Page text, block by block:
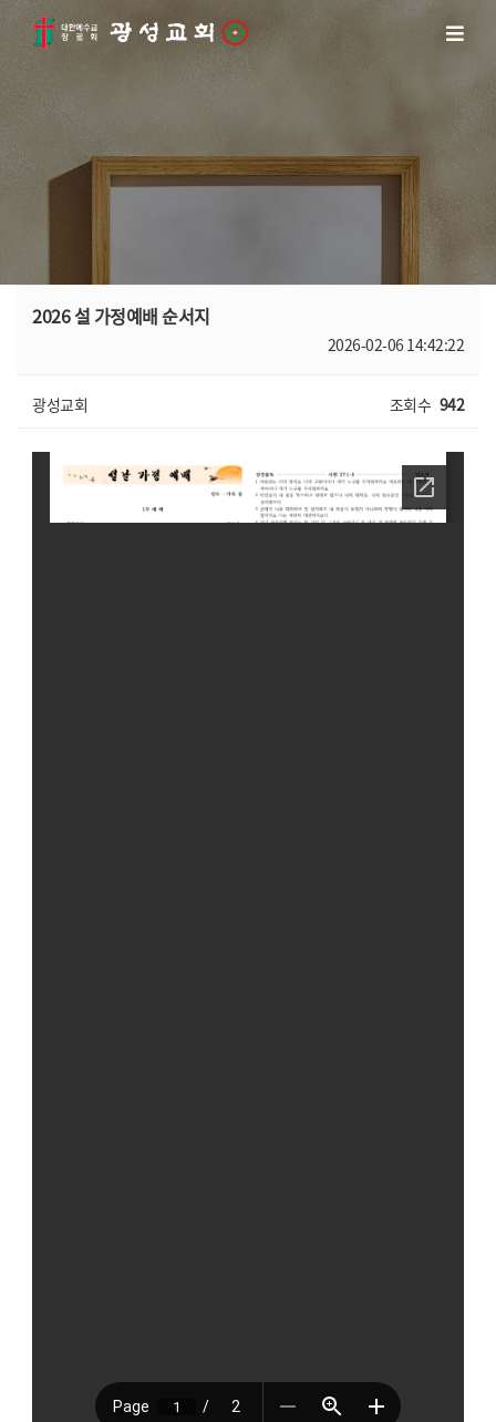
2026 설 가정예배 순서지
2026-02-06 14:42:22
광성교회 조회수 942